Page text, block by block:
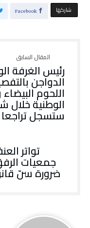
‫‫ شاركها‬ Facebook
رئيس الغرفة
الدواجن
اللحوم
الوطنية خلال
ستسجل تراجعا
تواتر
جمعيات
ضرورة سنّ